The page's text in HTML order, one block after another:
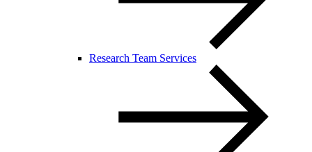
Research Team Services